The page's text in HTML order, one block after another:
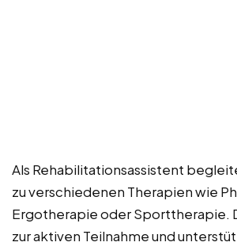
Als Rehabilitationsassistent
zu verschiedenen Therapien wie
Ergotherapie oder Sporttherapie.
zur aktiven Teilnahme und